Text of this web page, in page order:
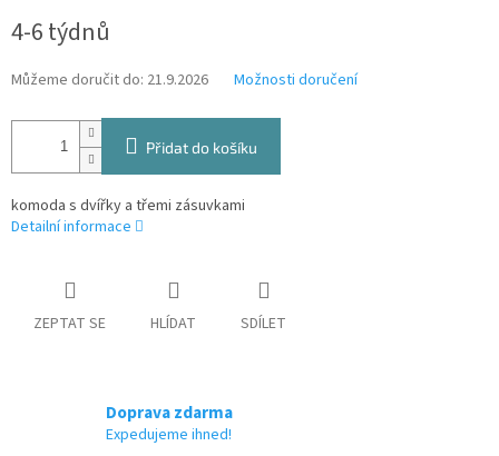
cena:
4-6 týdnů
Můžeme doručit do: 21.9.2026 Možnosti doručení
Přidat do košíku
komoda s dvířky a třemi zásuvkami
Detailní informace
ZEPTAT SE HLÍDAT SDÍLET
Doprava zdarma
Expedujeme ihned!